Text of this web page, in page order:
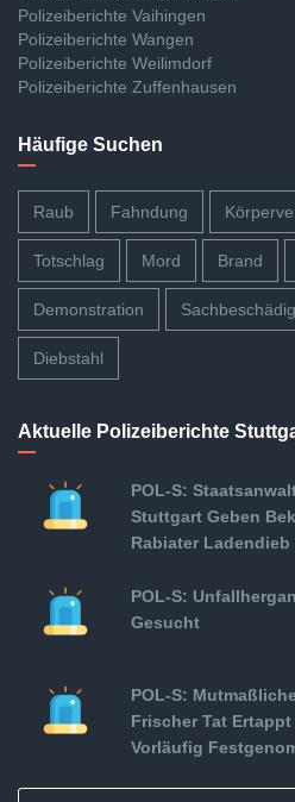
Polizeiberichte Vaihingen
Polizeiberichte Wangen
Polizeiberichte Weilimdorf
Polizeiberichte Zuffenhausen
Häufige Suchen
Raub Fahndung
Totschlag Mord Brand
Demonstration
Diebstahl
Aktuelle Polizeiberichte
POL-S:
Stuttgart Geben
Rabiater
POL-S:
Gesucht
POL-S:
Frischer Tat
Vorläufig